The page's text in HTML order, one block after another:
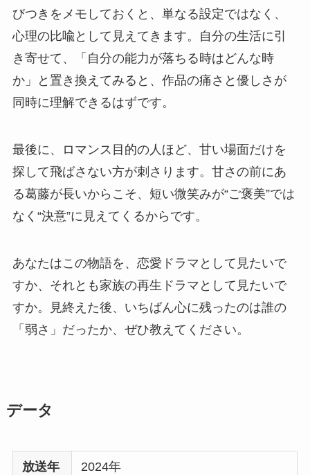
びつきをメモしておくと、単なる設定ではなく、
心理の比喩として見えてきます。自分の生活に引
き寄せて、「自分の能力が落ちる時はどんな時
か」と置き換えてみると、作品の痛さと優しさが
同時に理解できるはずです。
最後に、ロマンス目的の人ほど、甘い場面だけを
探して飛ばさない方が刺さります。甘さの前にあ
る葛藤が長いからこそ、短い微笑みが“ご褒美”では
なく“決意”に見えてくるからです。
あなたはこの物語を、恋愛ドラマとして見たいで
すか、それとも家族の再生ドラマとして見たいで
すか。見終えた後、いちばん心に残ったのは誰の
「弱さ」だったか、ぜひ教えてください。
データ
放送年 2024年